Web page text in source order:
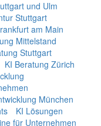
und Ulm
Stuttgart
am Main
Mittelstand
Stuttgart
KI Beratung Zürich
München
KI Lösungen
für Unternehmen